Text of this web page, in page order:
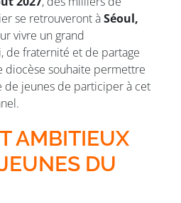
se retrouveront àSéoul,
vivre un grand
de fraternité et de partage
diocèse souhaite permettre
de jeunes de participer à cet
AMBITIEUX
DU